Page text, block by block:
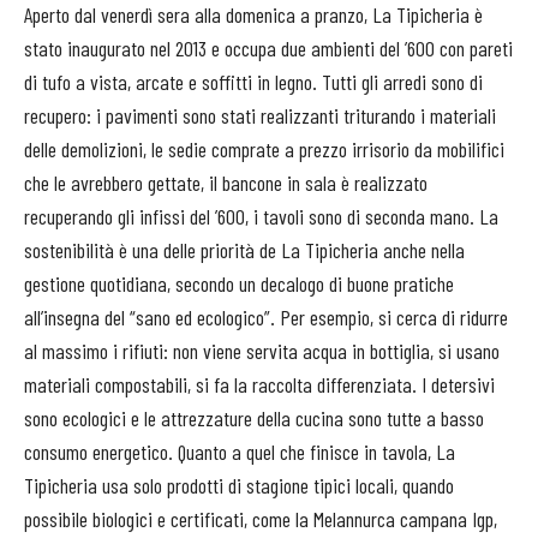
Aperto dal venerdì sera alla domenica a pranzo, La Tipicheria è
stato inaugurato nel 2013 e occupa due ambienti del ’600 con pareti
di tufo a vista, arcate e soffitti in legno. Tutti gli arredi sono di
recupero: i pavimenti sono stati realizzanti triturando i materiali
delle demolizioni, le sedie comprate a prezzo irrisorio da mobilifici
che le avrebbero gettate, il bancone in sala è realizzato
recuperando gli infissi del ’600, i tavoli sono di seconda mano. La
sostenibilità è una delle priorità de La Tipicheria anche nella
gestione quotidiana, secondo un decalogo di buone pratiche
all’insegna del “sano ed ecologico”. Per esempio, si cerca di ridurre
al massimo i rifiuti: non viene servita acqua in bottiglia, si usano
materiali compostabili, si fa la raccolta differenziata. I detersivi
sono ecologici e le attrezzature della cucina sono tutte a basso
consumo energetico. Quanto a quel che finisce in tavola, La
Tipicheria usa solo prodotti di stagione tipici locali, quando
possibile biologici e certificati, come la Melannurca campana Igp,